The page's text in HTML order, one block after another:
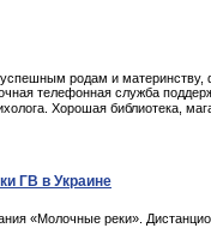
родам и
телефонная служба
Хорошая библиотека,
ГВ в Украине
«Молочные реки».